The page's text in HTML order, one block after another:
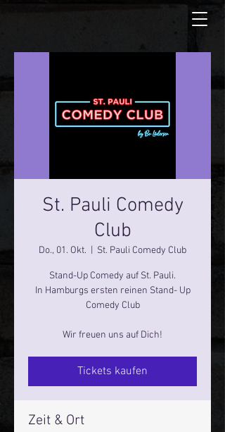
St. Pauli Comedy
Club
Do., 01. Okt. St. Pauli Comedy Club
Stand-Up Comedy auf St. Pauli.
In Hamburgs ersten reinen Stand- Up
Comedy Club
Wir freuen uns auf Dich!
Tickets kaufen
Zeit & Ort